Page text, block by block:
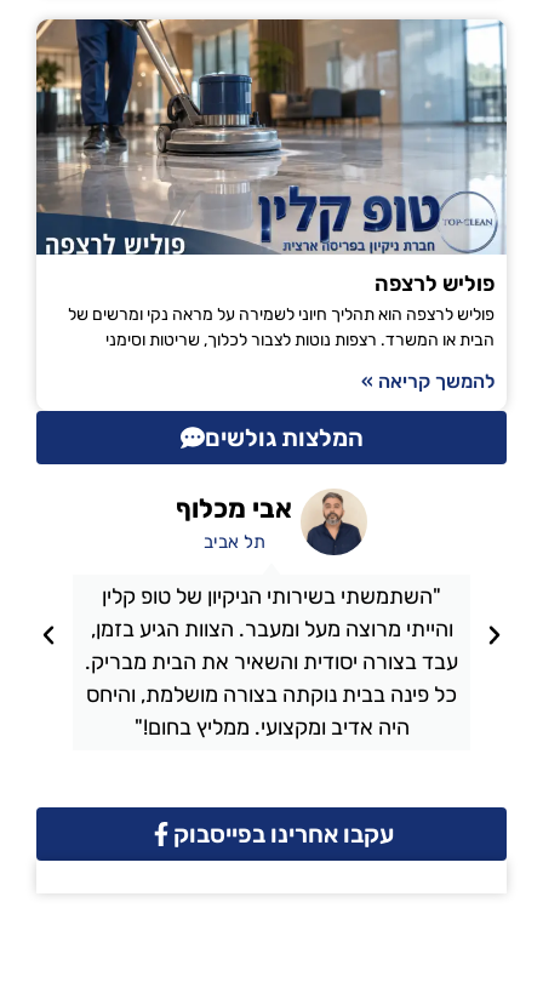
פוליש לרצפה
פוליש לרצפה הוא תהליך חיוני לשמירה על מראה נקי ומרשים של
הבית או המשרד. רצפות נוטות לצבור לכלוך, שריטות וסימני
להמשך קריאה »
המלצות גולשים
"השתמשתי בשירותי הניקיון של טופ קלין
והייתי מרוצה מעל ומעבר. הצוות הגיע בזמן,
עבד בצורה יסודית והשאיר את הבית מבריק.
כל פינה בבית נוקתה בצורה מושלמת, והיחס
היה אדיב ומקצועי. ממליץ בחום!"
אבי מכלוף
תל אביב
עקבו אחרינו בפייסבוק